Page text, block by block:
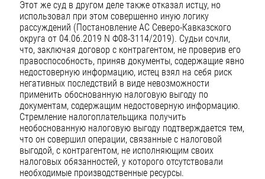
Этот же суд в другом деле также отказал истцу, но
использовал при этом совершенно иную логику
рассуждений (Постановление АС Северо-Кавказского
округа от 04.06.2019 N Ф08-3114/2019). Судьи сочли,
что, заключая договор с контрагентом, не проверив его
правоспособность, приняв документы, содержащие явно
недостоверную информацию, истец взял на себя риск
негативных последствий в виде невозможности
применить обоснованную налоговую выгоду по
документам, содержащим недостоверную информацию.
Стремление налогоплательщика получить
необоснованную налоговую выгоду подтверждается тем,
что он совершил операции, связанные с налоговой
выгодой, с контрагентом, не исполняющим своих
налоговых обязанностей, у которого отсутствовали
необходимые производственные ресурсы.